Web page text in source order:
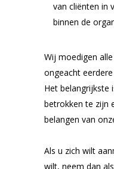
van cliënten in
binnen de
Wij moedigen
ongeacht
Het belangrijkste
betrokken te zijn
belangen van
Als u zich wilt
wilt, neem dan